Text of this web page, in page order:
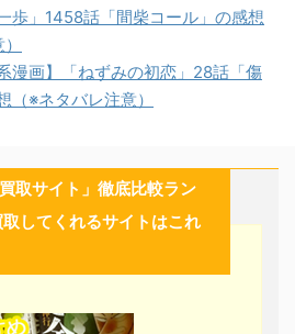
歩」1458話「間柴コール」の感想
漫画】「ねずみの初恋」28話「傷
（※ネタバレ注意）
取サイト」徹底比較ラン
してくれるサイトはこれ